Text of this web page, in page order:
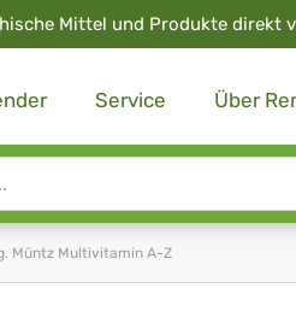
Mittel und Produkte direkt
Service Über
Müntz Multivitamin A-Z